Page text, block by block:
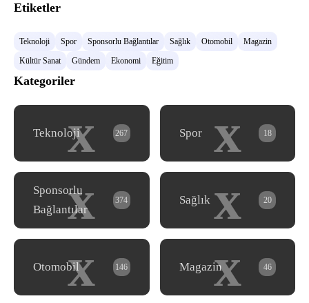
Etiketler
Teknoloji Spor Sponsorlu Bağlantılar Sağlık Otomobil
Magazin
Kültür Sanat
Gündem Ekonomi Eğitim
Kategoriler
x
Teknoloji 267 x
Spor 18
x
Sponsorlu
Bağlantılar
374 x
Sağlık 20
x
Otomobil 146 x
Magazin 46